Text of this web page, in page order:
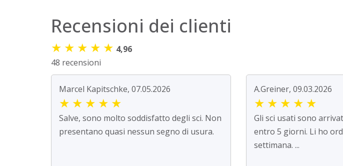
Recensioni dei clienti
★ ★ ★ ★ ★ 4,96
48 recensioni
Marcel Kapitschke, 07.05.2026
★ ★ ★ ★ ★
Salve, sono molto soddisfatto degli sci. Non
presentano quasi nessun segno di usura.
A.Greiner, 09.03.2026
★ ★ ★ ★ ★
Gli sci usati sono
entro 5 giorni. Li ho
settimana. ...